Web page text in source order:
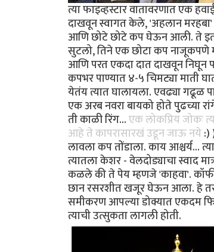
त्या फाइव्हस्टार वातावरणात एक
दाखवून स्वागत केले, 'अहलान
आणि छोटे छोटे कप घेऊन आली. ते
सुटलो, तिने एक छोटा कप नाजूकपणे
आणि परत एकदा दात दाखवून निघून
कपभर पाण्यात ४-५ चिमट्या माती
येतंय त्यात घालायला. एवढ्या गढूळ
एक अरब नवरा बायको होते पुढच्या
ती काळी रिंग...एक लोकप्रिय जोकः
आहे ते कापरासारखं उडून जाऊ नये:)
लावला कप तोंडाला. काय आश्चर्य...
त्यातला केशर - वेलदोड्याचा स्वाद
कळले की ते पेय म्हणजे 'काहवा'. कॉफी
छान रसरशीत खजूर घेऊन आला. हे
समीकरण आपल्या डोक्यात एकदम
त्याची उत्सुकता लागली होती.